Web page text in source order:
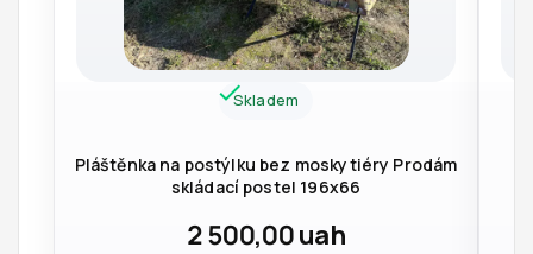
Skladem
Pláštěnka na postýlku bez moskytiéry Prodám
skládací postel 196x66
2 500,00uah